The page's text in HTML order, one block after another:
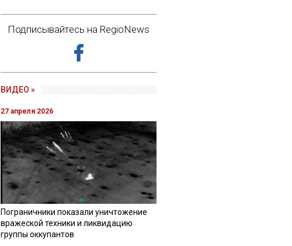
Подписывайтесь на RegioNews
ВИДЕО »
27 апреля 2026
Пограничники показали уничтожение
вражеской техники и ликвидацию
группы оккупантов